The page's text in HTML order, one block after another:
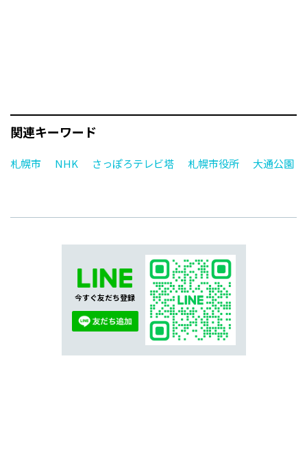
関連キーワード
札幌市 NHK さっぽろテレビ塔 札幌市役所 大通公園
今すぐ友だち登録